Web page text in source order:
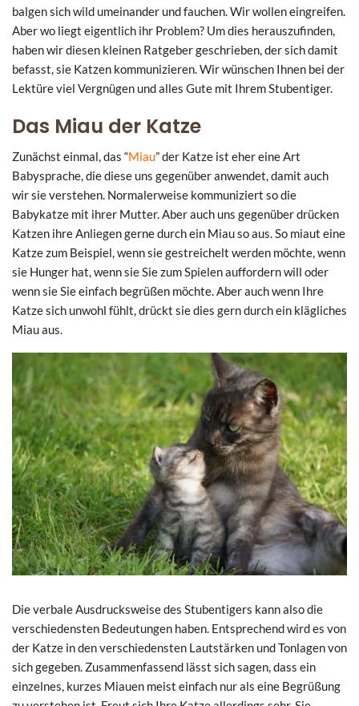
balgen sich wild umeinander und fauchen. Wir wollen eingreifen.
Aber wo liegt eigentlich ihr Problem? Um dies herauszufinden,
haben wir diesen kleinen Ratgeber geschrieben, der sich damit
befasst, sie Katzen kommunizieren. Wir wünschen Ihnen bei der
Lektüre viel Vergnügen und alles Gute mit Ihrem Stubentiger.
Das Miau der Katze
Zunächst einmal, das “Miau” der Katze ist eher eine Art
Babysprache, die diese uns gegenüber anwendet, damit auch
wir sie verstehen. Normalerweise kommuniziert so die
Babykatze mit ihrer Mutter. Aber auch uns gegenüber drücken
Katzen ihre Anliegen gerne durch ein Miau so aus. So miaut eine
Katze zum Beispiel, wenn sie gestreichelt werden möchte, wenn
sie Hunger hat, wenn sie Sie zum Spielen auffordern will oder
wenn sie Sie einfach begrüßen möchte. Aber auch wenn Ihre
Katze sich unwohl fühlt, drückt sie dies gern durch ein klägliches
Miau aus.
Die verbale Ausdrucksweise des Stubentigers kann also die
verschiedensten Bedeutungen haben. Entsprechend wird es von
der Katze in den verschiedensten Lautstärken und Tonlagen von
sich gegeben. Zusammenfassend lässt sich sagen, dass ein
einzelnes, kurzes Miauen meist einfach nur als eine Begrüßung